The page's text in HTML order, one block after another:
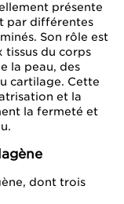
présente
par différentes
Son rôle est
tissus du corps
la peau, des
cartilage. Cette
et la
la fermeté et
dont trois